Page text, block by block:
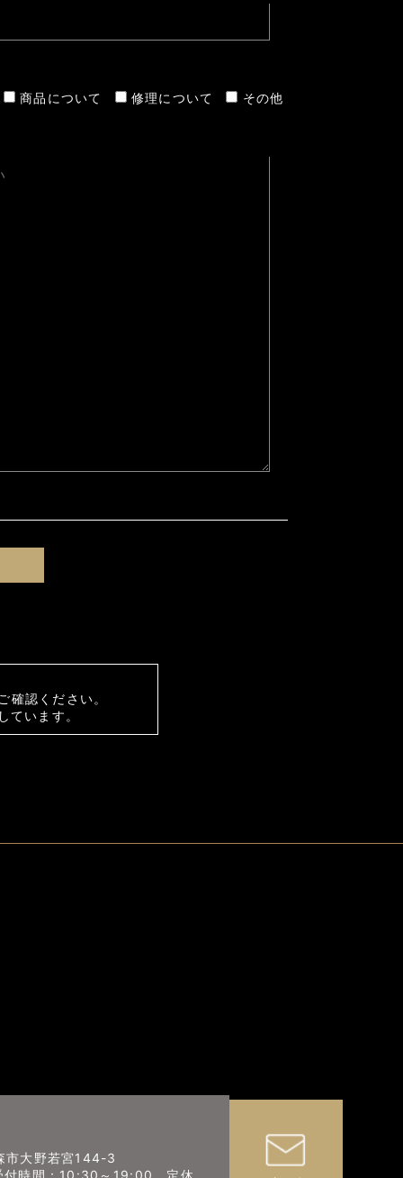
商品について 修理について その他
確認ください。
います。
大野若宮144-3
時間：10:30～19:00 定休